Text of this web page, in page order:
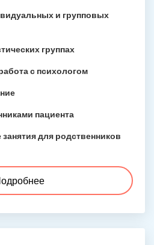
и групповых
группах
с психологом
пациента
для родственников